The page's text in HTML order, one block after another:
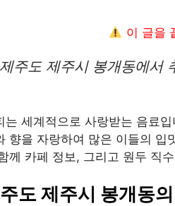
이 글을
제주도 제주시 봉개동에서
는 세계적으로 사랑받는 음료
향을 자랑하여 많은 이들의 입
께 카페 정보, 그리고 원두 직
도 제주시 봉개동